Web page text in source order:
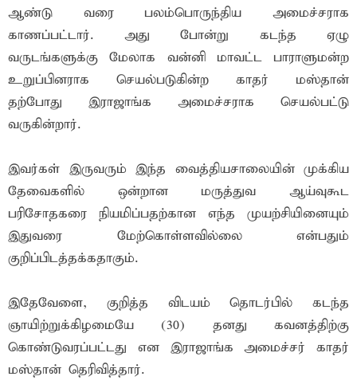
ஆண்டு வரை பலம்பொருந்திய அமைச்சராக
காணப்பட்டார். அது போன்று கடந்த ஏழு
வருடங்களுக்கு மேலாக வன்னி மாவட்ட பாராளுமன்ற
உறுப்பினராக செயல்படுகின்ற காதர் மஸ்தான்
தற்போது இராஜாங்க அமைச்சராக செயல்பட்டு
வருகின்றார்.
இவர்கள் இருவரும் இந்த வைத்தியசாலையின் முக்கிய
தேவைகளில் ஒன்றான மருத்துவ ஆய்வுகூட
பரிசோதகரை நியமிப்பதற்கான எந்த முயற்சியினையும்
இதுவரை மேற்கொள்ளவில்லை என்பதும்
குறிப்பிடத்தக்கதாகும்.
இதேவேளை, குறித்த விடயம் தொடர்பில் கடந்த
ஞாயிற்றுக்கிழமையே (30) தனது கவனத்திற்கு
கொண்டுவரப்பட்டது என இராஜாங்க அமைச்சர் காதர்
மஸ்தான் தெரிவித்தார்.